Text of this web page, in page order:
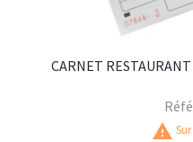
CARNET
warning